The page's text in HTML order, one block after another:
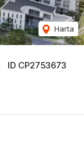
ID CP2753673
Harta